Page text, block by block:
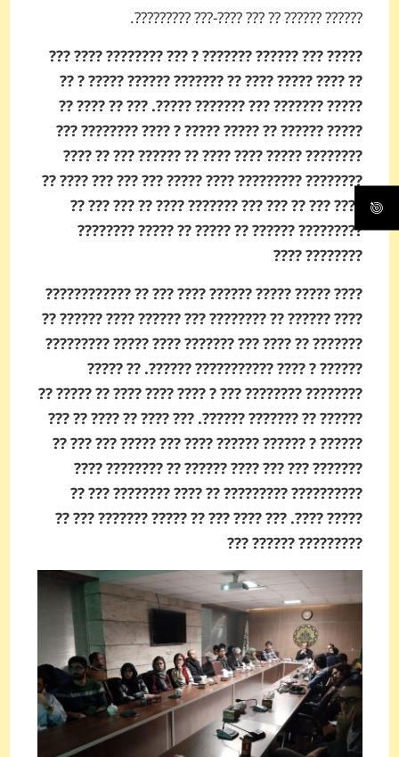
?????? ?????? ?? ??? ????-??? ??????­???.
????? ??? ?????? ??????? ? ??? ???????? ???? ???
?? ???? ????? ???? ?? ??????? ?????? ????? ? ??
????? ????­??? ??? ???­???? ?????. ??? ?? ???? ??
????­? ?????? ?? ????? ????? ? ???? ???????? ???
??­?????? ????? ???? ???? ?? ?????? ??? ?? ????
??­?????? ????????? ???? ????? ??? ??? ??? ???? ??
???? ??? ?? ??? ??? ??????? ???? ?? ??? ??? ??
????????? ?????? ?? ????? ?? ????? ?????­???
??????­?? ????
???? ????? ????? ?????? ???? ??? ?? ????????????
???? ????­?? ?? ???????­? ??? ?????? ???? ?????? ??
??­????? ?? ???? ??? ????­??? ???? ????? ???­??????
?????? ? ???? ??????????? ??­????. ?? ?????
???????? ??????­?? ??? ? ???? ???? ???? ?? ????? ??
?????? ?? ??????? ??­????. ??? ???? ?? ???? ?? ???
?????? ? ?????? ?????? ???? ??? ????? ??? ??? ??
??????? ??? ??? ???? ???­??? ?? ??????­?? ????
?????????? ????????? ?? ???? ???????? ??? ??
????? ????. ??? ???? ??? ?? ????? ???­???? ??? ??
????????? ?????? ???